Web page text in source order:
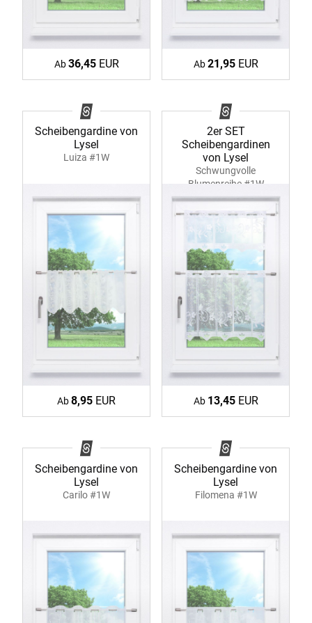
Ab36,45EUR Ab21,95EUR
Scheibengardine von
Lysel
Luiza #1W
Ab8,95 EUR
2er SET
Scheibengardinen
von Lysel
Schwungvolle
Blumenreihe #1W
Ab 13,45EUR
Scheibengardine von
Lysel
Carilo #1W
Scheibengardine von
Lysel
Filomena #1W